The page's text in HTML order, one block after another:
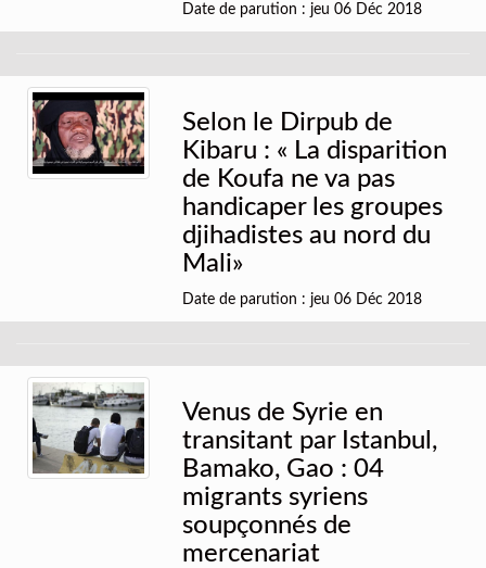
Date de parution : jeu 06 Déc 2018
Selon le Dirpub de
Kibaru : « La disparition
de Koufa ne va pas
handicaper les groupes
djihadistes au nord du
Mali»
Date de parution : jeu 06 Déc 2018
Venus de Syrie en
transitant par Istanbul,
Bamako, Gao : 04
migrants syriens
soupçonnés de
mercenariat